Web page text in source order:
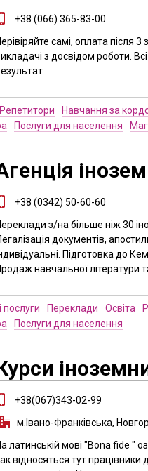
+38 (066) 365-83-00
самі, оплата після
з досвідом роботи.
Репетитори
Навчання за
Послуги для населення
+38 (0342) 50-60-60
з/на більше ніж 30
документів,
Підготовка до
навчальної літератури
послуги Переклади Освіта
Послуги для населення
+38(067)343-02-99
м.Івано-Франківська,
латинській мові "Воna fide "
відносяться тут працівники